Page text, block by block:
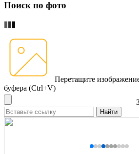
Поиск по фото
Перетащите
буфера (Ctrl+V)
Найти